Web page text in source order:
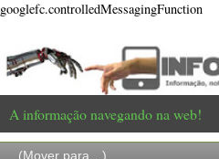
googlefc.controlledMessagingFunction
A informação navegando na web!